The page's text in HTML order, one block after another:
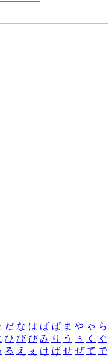
だ な は ば ぱ ま や ゃ ら
ひ び ぴ み り う ぅ く ぐ
る え ぇ け げ せ ぜ て で